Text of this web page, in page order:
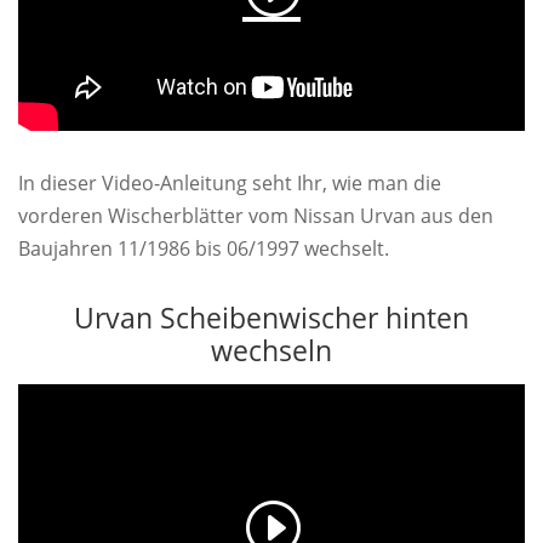
In dieser Video-Anleitung seht Ihr, wie man die
vorderen Wischerblätter vom Nissan Urvan aus den
Baujahren 11/1986 bis 06/1997 wechselt.
Urvan Scheibenwischer hinten
wechseln